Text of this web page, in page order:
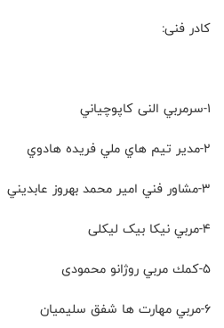
کادر فنی:
۱-سرمربي النی کاپوچياني
٢-مدير تيم هاي ملي فريده هادوي
٣-مشاور فني امير محمد بهروز عابديني
٤-مربي نیکا بیک لیکلی
٥-كمك مربي روژانو محمودی
٦-مربي مهارت ها شفق سلیمیان